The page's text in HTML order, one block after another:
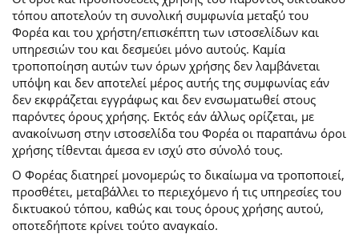
τόπου αποτελούν τη συνολική συμφωνία μεταξύ του
Φορέα και του χρήστη/επισκέπτη των ιστοσελίδων και
υπηρεσιών του και δεσμεύει μόνο αυτούς. Καμία
τροποποίηση αυτών των όρων χρήσης δεν λαμβάνεται
υπόψη και δεν αποτελεί μέρος αυτής της συμφωνίας εάν
δεν εκφράζεται εγγράφως και δεν ενσωματωθεί στους
παρόντες όρους χρήσης. Εκτός εάν άλλως ορίζεται, με
ανακοίνωση στην ιστοσελίδα του Φορέα οι παραπάνω όροι
χρήσης τίθενται άμεσα εν ισχύ στο σύνολό τους.
Ο Φορέας διατηρεί μονομερώς το δικαίωμα να τροποποιεί,
προσθέτει, μεταβάλλει το περιεχόμενο ή τις υπηρεσίες του
δικτυακού τόπου, καθώς και τους όρους χρήσης αυτού,
οποτεδήποτε κρίνει τούτο αναγκαίο.